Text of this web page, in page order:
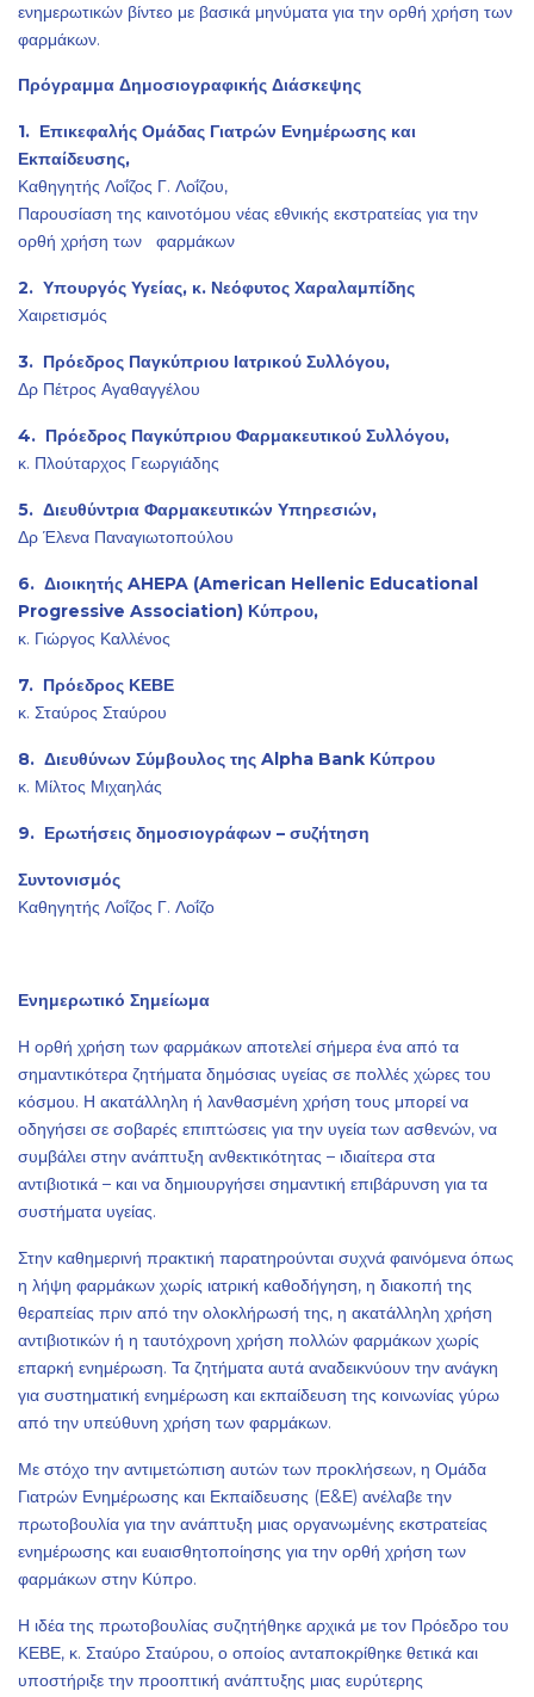
ενημερωτικών βίντεο με βασικά μηνύματα για την ορθή χρήση των
φαρμάκων.
Πρόγραμμα Δημοσιογραφικής Διάσκεψης
1. Επικεφαλής Ομάδας Γιατρών Ενημέρωσης και
Εκπαίδευσης,
Καθηγητής Λοΐζος Γ. Λοΐζου,
Παρουσίαση της καινοτόμου νέας εθνικής εκστρατείας για την
ορθή χρήση των φαρμάκων
2. Υπουργός Υγείας, κ. Νεόφυτος Χαραλαμπίδης
Χαιρετισμός
3. Πρόεδρος Παγκύπριου Ιατρικού Συλλόγου,
Δρ Πέτρος Αγαθαγγέλου
4. Πρόεδρος Παγκύπριου Φαρμακευτικού Συλλόγου,
κ. Πλούταρχος Γεωργιάδης
5. Διευθύντρια Φαρμακευτικών Υπηρεσιών,
Δρ Έλενα Παναγιωτοπούλου
6. Διοικητής AHEPA (American Hellenic Educational
Progressive Association) Κύπρου,
κ. Γιώργος Καλλένος
7. Πρόεδρος ΚΕΒΕ
κ. Σταύρος Σταύρου
8. Διευθύνων Σύμβουλος της Alpha Bank Κύπρου
κ. Μίλτος Μιχαηλάς
9. Ερωτήσεις δημοσιογράφων – συζήτηση
Συντονισμός
Καθηγητής Λοΐζος Γ. Λοΐζο
Ενημερωτικό Σημείωμα
Η ορθή χρήση των φαρμάκων αποτελεί σήμερα ένα από τα
σημαντικότερα ζητήματα δημόσιας υγείας σε πολλές χώρες του
κόσμου. Η ακατάλληλη ή λανθασμένη χρήση τους μπορεί να
οδηγήσει σε σοβαρές επιπτώσεις για την υγεία των ασθενών, να
συμβάλει στην ανάπτυξη ανθεκτικότητας – ιδιαίτερα στα
αντιβιοτικά – και να δημιουργήσει σημαντική επιβάρυνση για τα
συστήματα υγείας.
Στην καθημερινή πρακτική παρατηρούνται συχνά φαινόμενα όπως
η λήψη φαρμάκων χωρίς ιατρική καθοδήγηση, η διακοπή της
θεραπείας πριν από την ολοκλήρωσή της, η ακατάλληλη χρήση
αντιβιοτικών ή η ταυτόχρονη χρήση πολλών φαρμάκων χωρίς
επαρκή ενημέρωση. Τα ζητήματα αυτά αναδεικνύουν την ανάγκη
για συστηματική ενημέρωση και εκπαίδευση της κοινωνίας γύρω
από την υπεύθυνη χρήση των φαρμάκων.
Με στόχο την αντιμετώπιση αυτών των προκλήσεων, η Ομάδα
Γιατρών Ενημέρωσης και Εκπαίδευσης (Ε&Ε) ανέλαβε την
πρωτοβουλία για την ανάπτυξη μιας οργανωμένης εκστρατείας
ενημέρωσης και ευαισθητοποίησης για την ορθή χρήση των
φαρμάκων στην Κύπρο.
Η ιδέα της πρωτοβουλίας συζητήθηκε αρχικά με τον Πρόεδρο του
ΚΕΒΕ, κ. Σταύρο Σταύρου, ο οποίος ανταποκρίθηκε θετικά και
υποστήριξε την προοπτική ανάπτυξης μιας ευρύτερης